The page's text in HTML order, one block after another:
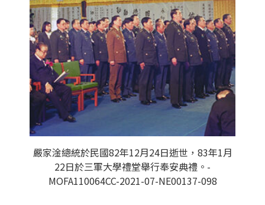
嚴家淦總統於民國82年12月24日逝世，83年1月
22日於三軍大學禮堂舉行奉安典禮。-
MOFA110064CC-2021-07-NE00137-098